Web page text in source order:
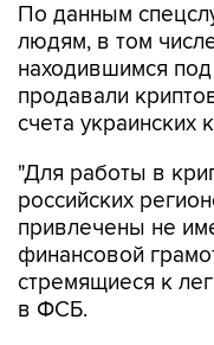
По данным
людям, в том
находившимся
продавали
счета украинских
"Для работы в
российских
привлечены не
финансовой
стремящиеся к
в ФСБ.